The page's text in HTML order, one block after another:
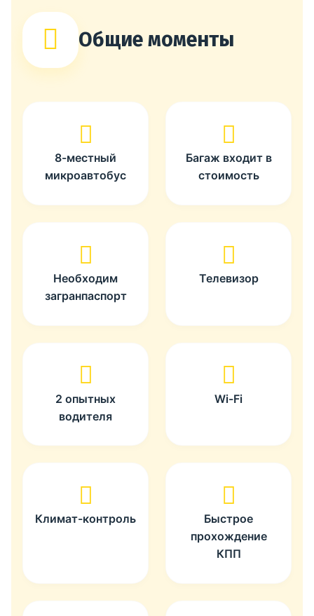
Общие моменты
8-местный
микроавтобус
Багаж входит в
стоимость
Необходим
загранпаспорт
Телевизор
2 опытных
водителя
Wi-Fi
Климат-контроль
Быстрое
прохождение
КПП